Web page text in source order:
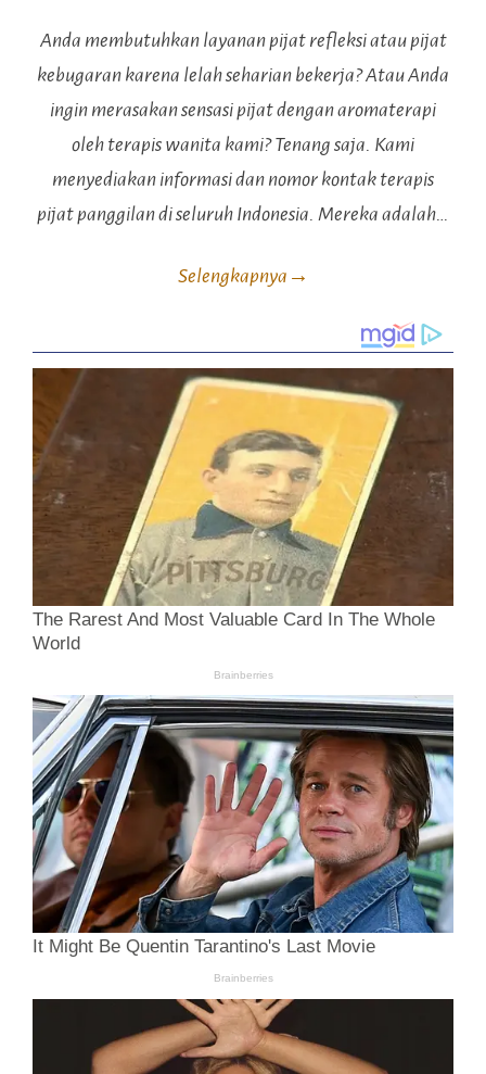
Anda membutuhkan layanan pijat refleksi atau pijat
kebugaran karena lelah seharian bekerja? Atau Anda
ingin merasakan sensasi pijat dengan aromaterapi
oleh terapis wanita kami? Tenang saja. Kami
menyediakan informasi dan nomor kontak terapis
pijat panggilan di seluruh Indonesia. Mereka adalah…
Selengkapnya →